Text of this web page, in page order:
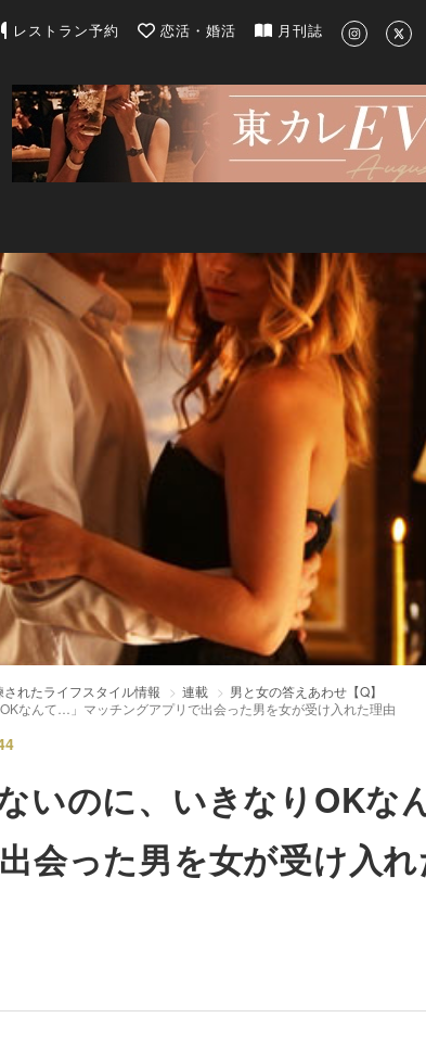
京カレンダー | 最新のグルメ、洗練されたライフスタイル
レストラン予約 恋活・婚活 月刊誌
れたライフスタイル情報 連載
男と女の答えあわせ【Q】
なんて…」マッチングアプリで出会った男を女が受け入れた理由
ないのに、いきなりOK
会った男を女が受け入